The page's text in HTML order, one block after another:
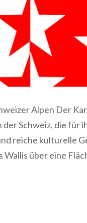
Alpen Der
Schweiz, die für
reiche kulturelle
über eine